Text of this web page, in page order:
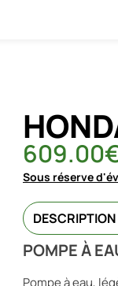
609.00
Sous réserve
DESCRIPTION
POMPE À
Pompe à eau,